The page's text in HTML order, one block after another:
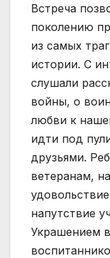
Встреча
поколению
из самых
истории. С
слушали
войны, о
любви к
идти под
друзьями.
ветеранам,
напутствие
Украшением